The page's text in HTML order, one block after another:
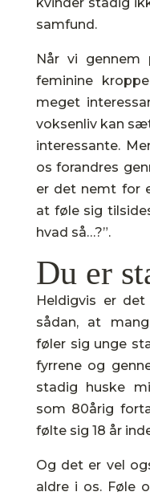
samfund.
Når vi gennem
feminine
meget
voksenliv kan
interessante.
os forandres
er det nemt for
at føle sig
hvad så…?”.
Du er
Heldigvis er
sådan, at
føler sig unge
fyrrene og
stadig huske
som 80årig
følte sig 18 år
Og det er vel
aldre i os. Føle